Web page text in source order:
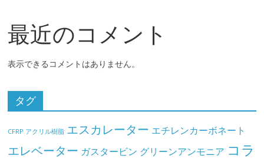
最近のコメント
表示できるコメントはありません。
タグ
CFRP アクリル樹脂 エスカレーター エチレンカーボネート
エレベーター ガスタービン グリーンアンモニア コラ